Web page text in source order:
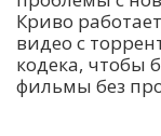
Криво
видео с
кодека, чтобы
фильмы без